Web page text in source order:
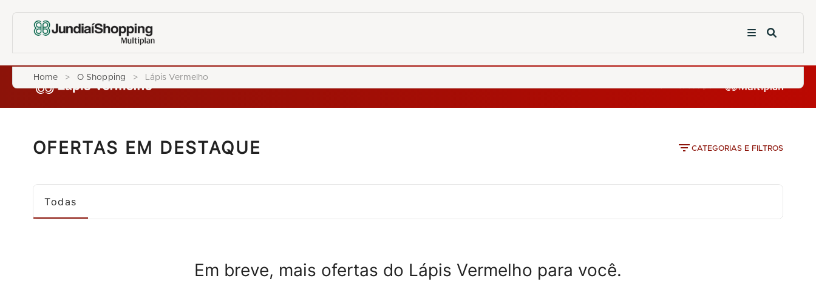
Home > O Shopping > Lápis Vermelho
OFERTAS EM DESTAQUE CATEGORIAS E FILTROS
Todas
Em breve, mais ofertas do Lápis Vermelho para você.